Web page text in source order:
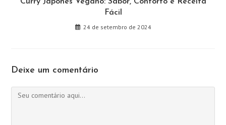
Fácil
24 de setembro de 2024
Deixe um comentário
Comentário